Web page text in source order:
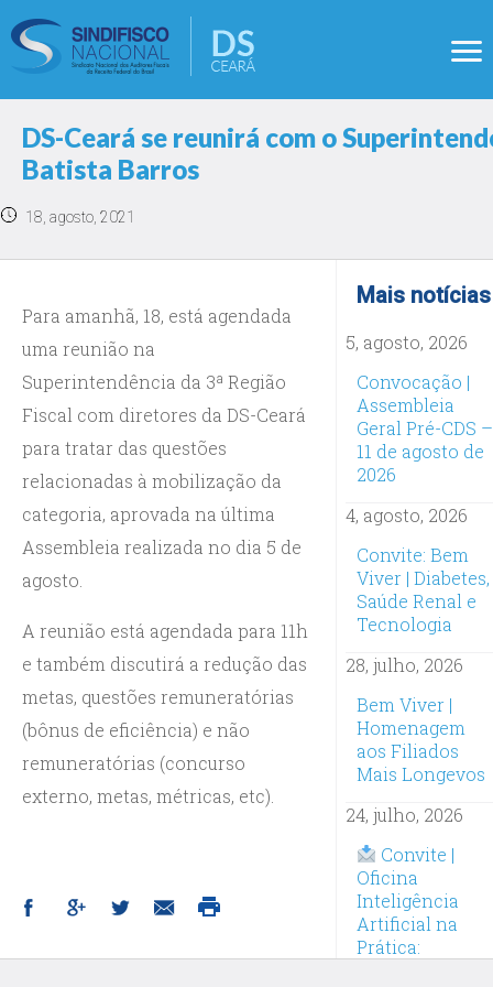
DS-Ceará se reunirá com o
Batista Barros
18, agosto, 2021
Para amanhã, 18, está agendada
uma reunião na
Superintendência da 3ª Região
Fiscal com diretores da DS-Ceará
para tratar das questões
relacionadas à mobilização da
categoria, aprovada na última
Assembleia realizada no dia 5 de
agosto.
A reunião está agendada para 11h
e também discutirá a redução das
metas, questões remuneratórias
(bônus de eficiência) e não
remuneratórias (concurso
externo, metas, métricas, etc).
Mais notícias
5, agosto, 2026
Convocação |
Assembleia
Geral Pré-CDS –
11 de agosto de
2026
4, agosto, 2026
Convite: Bem
Viver | Diabetes,
Saúde Renal e
Tecnologia
28, julho, 2026
Bem Viver |
Homenagem
aos Filiados
Mais Longevos
24, julho, 2026
Convite |
Oficina
Inteligência
Artificial na
Prática: